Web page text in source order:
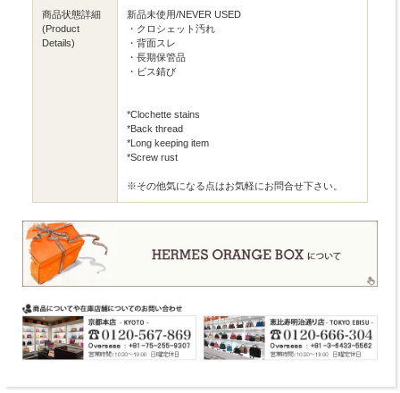
商品状態詳細
(Product
Details)
新品未使用/NEVER USED
・クロシェット汚れ
・背面スレ
・長期保管品
・ビス錆び
*Clochette stains
*Back thread
*Long keeping item
*Screw rust
※その他気になる点はお気軽にお問合せ下さい。